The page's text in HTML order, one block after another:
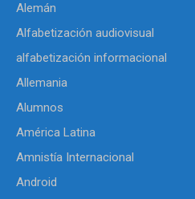
Alemán
Alfabetización audiovisual
alfabetización informacional
Allemania
Alumnos
América Latina
Amnistía Internacional
Android